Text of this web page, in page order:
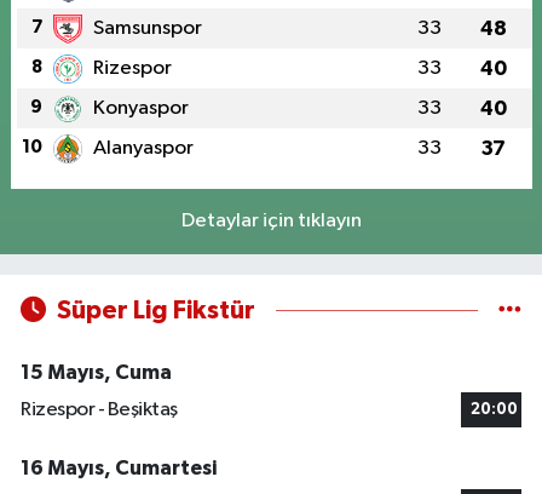
7 Samsunspor 33 48
8 Rizespor 33 40
9 Konyaspor 33 40
10 Alanyaspor 33 37
Detaylar için tıklayın
Süper Lig Fikstür
15 Mayıs, Cuma
Rizespor - Beşiktaş
20:00
16 Mayıs, Cumartesi